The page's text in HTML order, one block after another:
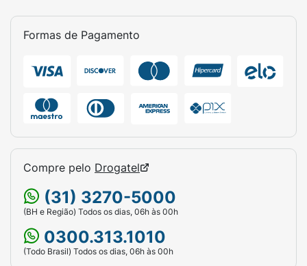
Formas de Pagamento
Compre pelo Drogatel
(31) 3270-5000
(BH e Região) Todos os dias, 06h às 00h
0300.313.1010
(Todo Brasil) Todos os dias, 06h às 00h